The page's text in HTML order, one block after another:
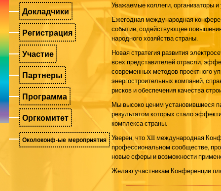
Докладчики
Регистрация
Участие
Партнеры
Программа
Оргкомитет
Околоконф-ые мероприятия
Уважаемые коллеги, организаторы
Ежегодная международная
событие, содействующее
народного хозяйства страны.
Новая стратегия развития
всех представителей отрасли,
современных методов проектного
энергостроительных компаний,
рисков и обеспечения качества
Мы высоко ценим
результатом которых стало
комплекса страны.
Уверен, что XII международная
профессиональном сообществе,
новые сферы и возможности
Желаю участникам Конференции